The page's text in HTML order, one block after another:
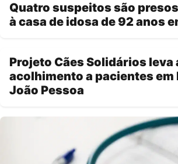
Quatro suspeitos são
à casa de idosa de 92 anos
Projeto Cães Solidários leva
acolhimento a pacientes
João Pessoa